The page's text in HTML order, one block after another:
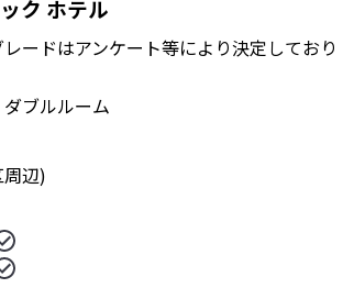
ク ホテル
レードはアンケート等により決定しており
ブルルーム
辺)